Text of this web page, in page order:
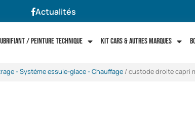
Actualités
/ Peinture technique Kit cars & autres marques
- Système essuie-glace - Chauffage / custode droite capri